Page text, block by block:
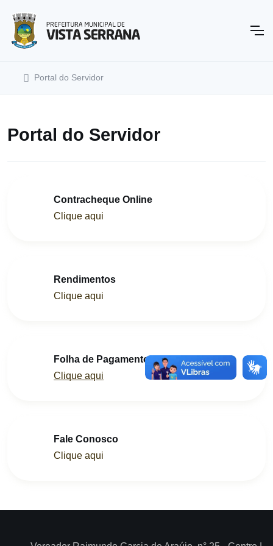
Portal do Servidor
Portal do Servidor
Contracheque Online
Clique aqui
Rendimentos
Clique aqui
Folha de Pagamento
Clique aqui
Fale Conosco
Clique aqui